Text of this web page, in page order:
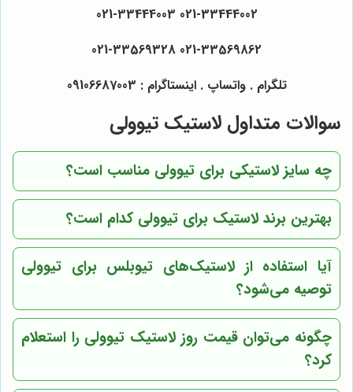
021-33444002 021-33444003
021-33569862 021-33569328
تلگرام . واتساپ . اینستاگرام : 09106687003
سوالات متداول لاستیک تیوولی
چه سایز لاستیکی برای تیوولی مناسب است؟
بهترین برند لاستیک برای تیوولی کدام است؟
آیا استفاده از لاستیک‌های تیوبلس برای تیوولی
توصیه می‌شود؟
چگونه می‌توان قیمت روز لاستیک تیوولی را استعلام
کرد؟